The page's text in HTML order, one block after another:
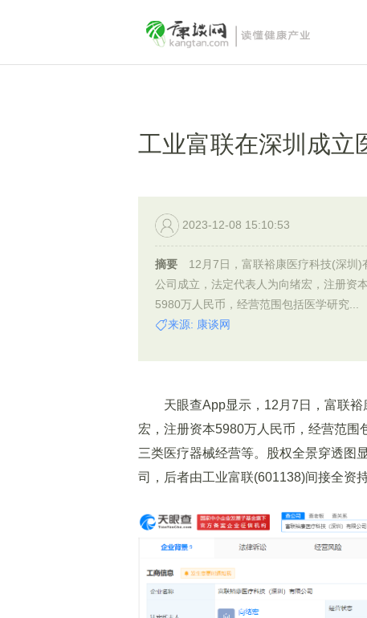
工业富联在深圳成立
2023-12-08 15:10:53
摘要
12月7日，富联裕康医疗科技(深圳)
公司成立，法定代表人为向绪宏，注册资本
5980万人民币，经营范围包括医学研究...
来源: 康谈网
天眼查App显示，12月7日，富联裕
宏，注册资本5980万人民币，经营范
三类医疗器械经营等。股权全景穿透图
司，后者由工业富联(601138)间接全资持